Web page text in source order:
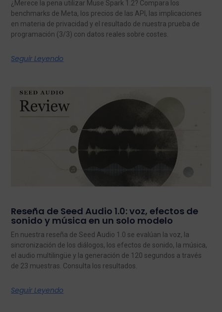
¿Merece la pena utilizar Muse Spark 1.2? Compara los
benchmarks de Meta, los precios de las API, las implicaciones
en materia de privacidad y el resultado de nuestra prueba de
programación (3/3) con datos reales sobre costes.
Seguir Leyendo
Reseña de Seed Audio 1.0: voz, efectos de
sonido y música en un solo modelo
En nuestra reseña de Seed Audio 1.0 se evalúan la voz, la
sincronización de los diálogos, los efectos de sonido, la música,
el audio multilingüe y la generación de 120 segundos a través
de 23 muestras. Consulta los resultados.
Seguir Leyendo